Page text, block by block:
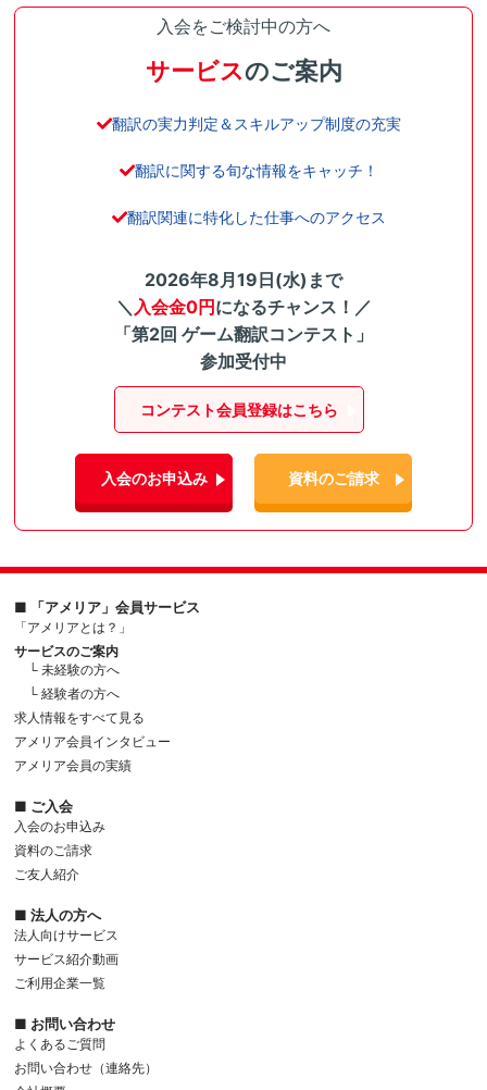
入会をご検討中の方へ
サービスのご案内
翻訳の実力判定＆スキルアップ制度の充実
翻訳に関する旬な情報をキャッチ！
翻訳関連に特化した仕事へのアクセス
2026年8月19日(水)まで
＼ 入会金0円になるチャンス！／
「第2回 ゲーム翻訳コンテスト」
参加受付中
コンテスト会員登録はこちら
入会のお申込み 資料のご請求
■ 「アメリア」会員サービス
「アメリアとは？」
サービスのご案内
└ 未経験の方へ
└ 経験者の方へ
求人情報をすべて見る
アメリア会員インタビュー
アメリア会員の実績
■ ご入会
入会のお申込み
資料のご請求
ご友人紹介
■ 法人の方へ
法人向けサービス
サービス紹介動画
ご利用企業一覧
■ お問い合わせ
よくあるご質問
お問い合わせ（連絡先）